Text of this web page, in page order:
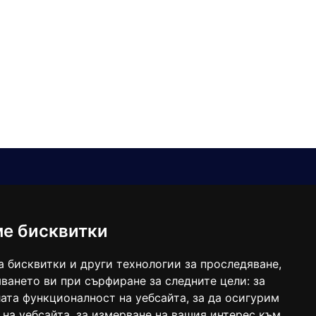
бисквитки
бисквитки и други технологии за проследяване,
ви при сърфиране за следните цели: за
функционалност на уебсайта, за да осигурим
balgarkanews@gmail.com